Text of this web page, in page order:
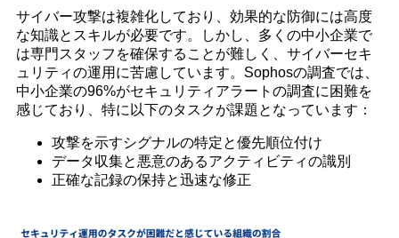
サイバー攻撃は複雑化しており、効果的な防御には高度
な知識とスキルが必要です。しかし、多くの中小企業で
は専門スタッフを確保することが難しく、サイバーセキ
ュリティの運用に苦慮しています。Sophosの調査では、
中小企業の96%がセキュリティアラートの調査に困難を
感じており、特に以下のタスクが課題となっています：
攻撃を示すシグナルの特定と優先順位付け
データ収集と悪意のあるアクティビティの識別
正確な記録の保持と迅速な修正